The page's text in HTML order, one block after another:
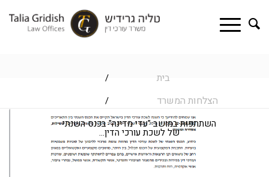
בית /
הצלחות המשרד
/
השתתפות במושב "עדי מדינה" בכנס השנתי
של לשכת עורכי הדין...